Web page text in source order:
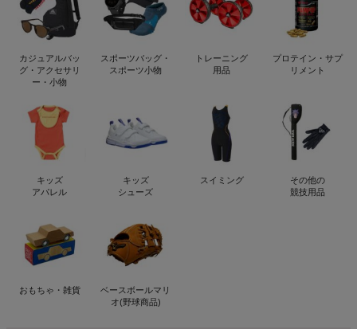
カジュアルバッ
グ・アクセサリ
ー・小物
スポーツバッグ・
スポーツ小物
トレーニング
用品
プロテイン・サプ
リメント
キッズ
アパレル
キッズ
シューズ
スイミング
その他の
競技用品
おもちゃ・雑貨
ベースボールマリ
オ(野球商品)